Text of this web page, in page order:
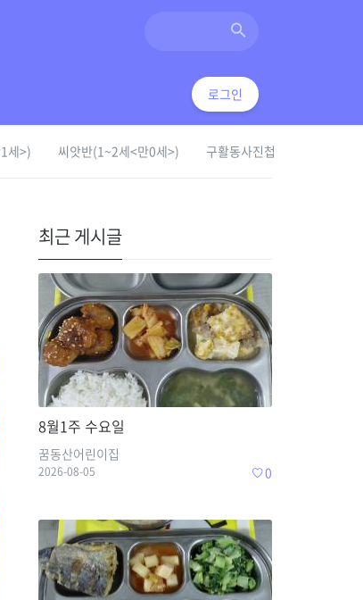
로그인
세>) 씨앗반(1~2세<만0세>) 구활동사진첩
최근 게시글
8월1주 수요일
꿈동산어린이집
2026-08-05 0